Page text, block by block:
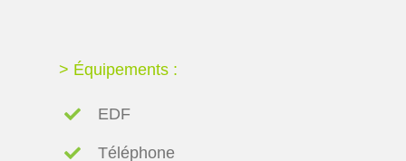
> Équipements :
EDF
Téléphone